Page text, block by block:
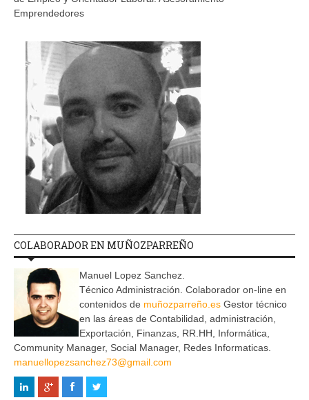
Emprendedores
COLABORADOR EN MUÑOZPARREÑO
Manuel Lopez Sanchez.
Técnico Administración. Colaborador on-line en
contenidos de muñozparreño.es Gestor técnico
en las áreas de Contabilidad, administración,
Exportación, Finanzas, RR.HH, Informática,
Community Manager, Social Manager, Redes Informaticas.
manuellopezsanchez73@gmail.com